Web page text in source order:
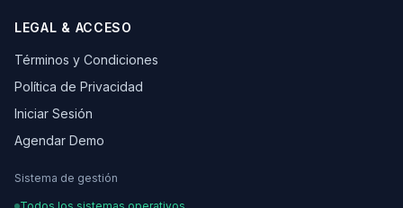
LEGAL & ACCESO
Términos y Condiciones
Política de Privacidad
Iniciar Sesión
Agendar Demo
Sistema de gestión